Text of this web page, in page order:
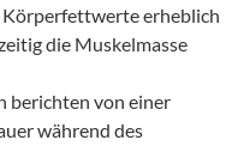
Körperfettwerte erheblich
die Muskelmasse
berichten von einer
während des